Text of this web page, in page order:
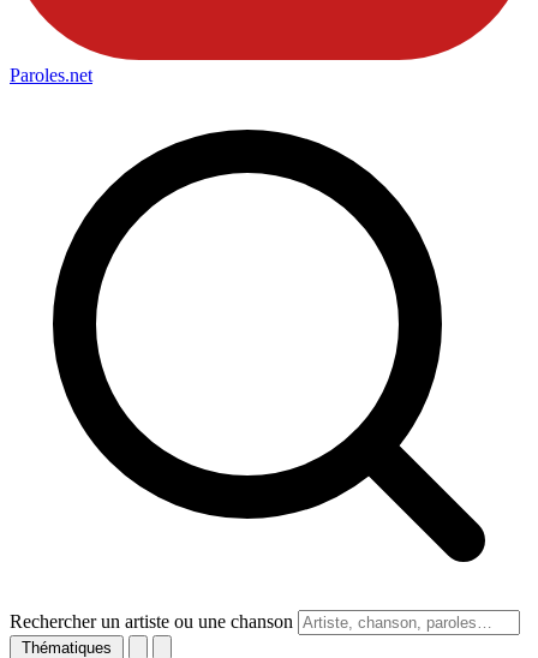
Paroles.net
Rechercher un artiste ou une chanson
Thématiques